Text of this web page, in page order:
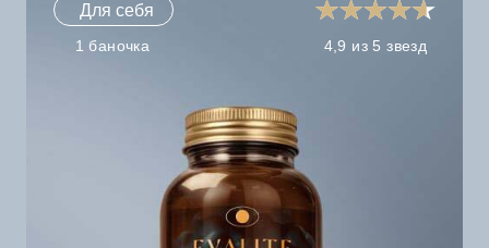
4,9 из 5 звезд
1 баночка
Для себя